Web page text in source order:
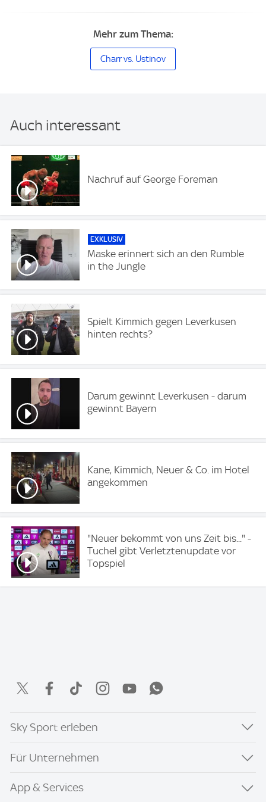
Mehr zum Thema:
Charr vs. Ustinov
Auch interessant
Nachruf auf George Foreman
EXKLUSIV
Maske erinnert sich an den Rumble
in the Jungle
Spielt Kimmich gegen Leverkusen
hinten rechts?
Darum gewinnt Leverkusen - darum
gewinnt Bayern
Kane, Kimmich, Neuer & Co. im Hotel
angekommen
"Neuer bekommt von uns Zeit bis..." -
Tuchel gibt Verletztenupdate vor
Topspiel
Sky Sport erleben
Für Unternehmen
App & Services